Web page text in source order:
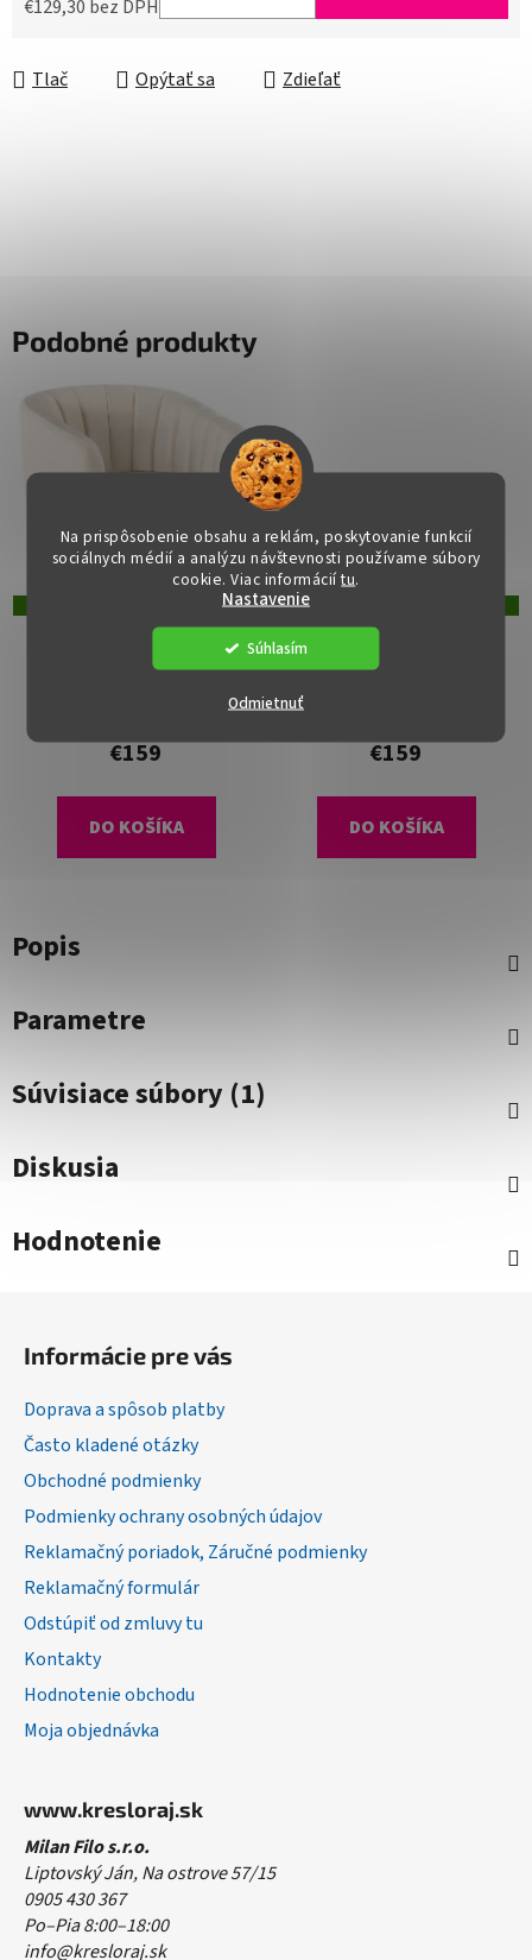
Na prispôsobenie obsahu a reklám, poskytovanie funkcií
sociálnych médií a analýzu návštevnosti používame súbory
cookie. Viac informáciítu.
Nastavenie
Odmietnuť
Súhlasím
€129,30 bez DPH
Tlač Opýtať sa Zdieľať
Podobné produkty
Relaxačné kreslo - BAGY,
Béžová zamatová látka
€159
DO KOŠÍKA
Relaxačné kreslo - BAGY,
Sivá zamatová látka
€159
DO KOŠÍKA
Popis
Parametre
Súvisiace súbory (1)
Diskusia
Hodnotenie
Informácie pre vás
Doprava a spôsob platby
Často kladené otázky
Obchodné podmienky
Podmienky ochrany osobných údajov
Reklamačný poriadok, Záručné podmienky
Reklamačný formulár
Odstúpiť od zmluvy tu
Kontakty
Hodnotenie obchodu
Moja objednávka
www.kresloraj.sk
Milan Filo s.r.o.
Liptovský Ján, Na ostrove 57/15
0905 430 367
Po–Pia 8:00–18:00
info@kresloraj.sk